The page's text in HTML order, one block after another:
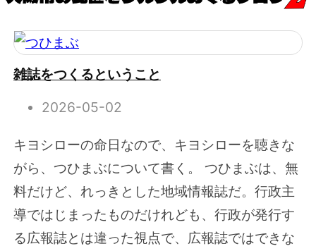
雑誌をつくるということ
2026-05-02
キヨシローの命日なので、キヨシローを聴きな
がら、つひまぶについて書く。 つひまぶは、無
料だけど、れっきとした地域情報誌だ。行政主
導ではじまったものだけれども、行政が発行す
る広報誌とは違った視点で、広報誌ではできな